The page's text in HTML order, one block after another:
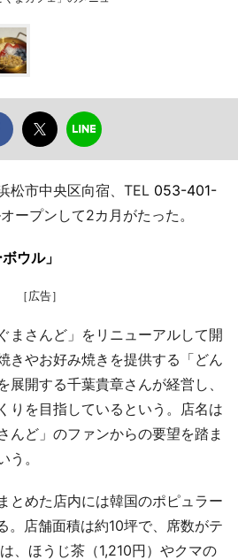
松市中央区向宿、TEL 053-401-
ープンして2カ月がたった。
ウル」
［広告］
まさんど」をリニューアルして開
きやお好み焼きを提供する「どん
展開する千葉貴章さんが経営し、
りを目指しているという。店名は
んど」のファンからの要望を踏ま
う。
とめた店内には韓国のポピュラー
。店舗面積は約10坪で、席数がテ
、ほうじ茶（1,210円）やクマの